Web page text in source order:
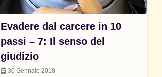
Evadere dal carcere in 10
passi – 7: Il senso del
giudizio
30 Gennaio 2018